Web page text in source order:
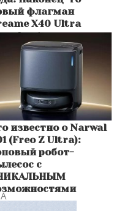
флагман
X40 Ultra
известно о Narwal
(Freo Z Ultra):
робот-
с